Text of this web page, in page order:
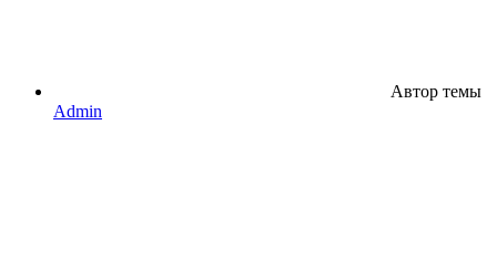
Автор темы
Admin